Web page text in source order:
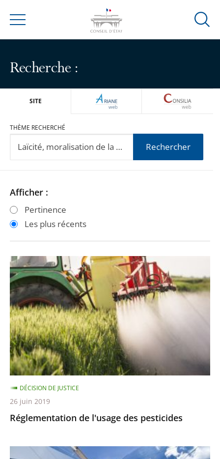
Menu
Ouvrir
Recherche :
SITE ARIANEWEB
THÈME RECHERCHÉ
Rechercher
Passer
les
filtres
après
Passer
les
filtres
avant
Afficher :
Pertinence
Les plus récents
Réglementation
de
l'usage
des
pesticides
Réglementation de l'usage des pesticides
DÉCISION DE JUSTICE
26 juin 2019